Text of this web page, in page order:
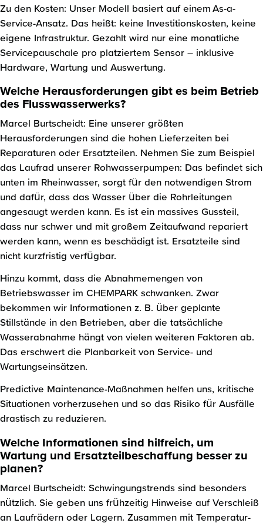
Zu den Kosten: Unser Modell basiert auf einem As-a-
Service-Ansatz. Das heißt: keine Investitionskosten, keine
eigene Infrastruktur. Gezahlt wird nur eine monatliche
Servicepauschale pro platziertem Sensor – inklusive
Hardware, Wartung und Auswertung.
Welche Herausforderungen gibt es beim Betrieb
des Flusswasserwerks?
Marcel Burtscheidt: Eine unserer größten
Herausforderungen sind die hohen Lieferzeiten bei
Reparaturen oder Ersatzteilen. Nehmen Sie zum Beispiel
das Laufrad unserer Rohwasserpumpen: Das befindet sich
unten im Rheinwasser, sorgt für den notwendigen Strom
und dafür, dass das Wasser über die Rohrleitungen
angesaugt werden kann. Es ist ein massives Gussteil,
dass nur schwer und mit großem Zeitaufwand repariert
werden kann, wenn es beschädigt ist. Ersatzteile sind
nicht kurzfristig verfügbar.
Hinzu kommt, dass die Abnahmemengen von
Betriebswasser im CHEMPARK schwanken. Zwar
bekommen wir Informationen z. B. über geplante
Stillstände in den Betrieben, aber die tatsächliche
Wasserabnahme hängt von vielen weiteren Faktoren ab.
Das erschwert die Planbarkeit von Service- und
Wartungseinsätzen.
Predictive Maintenance-Maßnahmen helfen uns, kritische
Situationen vorherzusehen und so das Risiko für Ausfälle
drastisch zu reduzieren.
Welche Informationen sind hilfreich, um
Wartung und Ersatzteilbeschaffung besser zu
planen?
Marcel Burtscheidt: Schwingungstrends sind besonders
nützlich. Sie geben uns frühzeitig Hinweise auf Verschleiß
an Laufrädern oder Lagern. Zusammen mit Temperatur-